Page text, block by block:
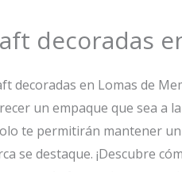
decoradas
decoradas en Lomas de
un empaque que sea a
te permitirán mantener
se destaque. ¡Descubre